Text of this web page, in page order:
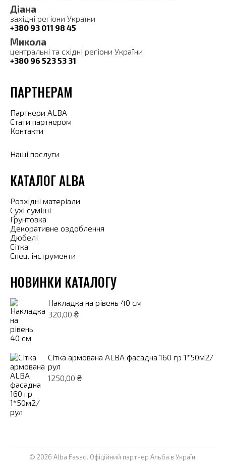
Діана
західні регіони України
+380 93 011 98 45
Микола
центральні та східні регіони України
+380 96 523 53 31
ПАРТНЕРАМ
Партнери ALBA
Стати партнером
Контакти
Наші послуги
КАТАЛОГ ALBA
Розхідні матеріали
Сухі суміші
Ґрунтовка
Декоративне оздоблення
Дюбелі
Сітка
Спец. інструменти
НОВИНКИ КАТАЛОГУ
Накладка на рівень 40 см
320,00 ₴
Сітка армована ALBA фасадна 160 гр 1*50м2/
рул
1250,00 ₴
© 2026 Alba Fasad. Офіційний партнер Альба в Україні